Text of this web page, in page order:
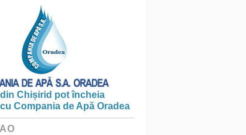
Chișirid pot încheia
Compania de Apă Oradea